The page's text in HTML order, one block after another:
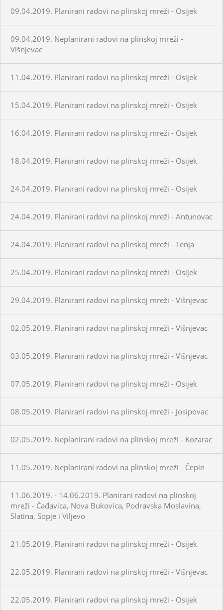
09.04.2019. Planirani radovi na plinskoj mreži - Osijek
09.04.2019. Neplanirani radovi na plinskoj mreži -
Višnjevac
11.04.2019. Planirani radovi na plinskoj mreži - Osijek
15.04.2019. Planirani radovi na plinskoj mreži - Osijek
16.04.2019. Planirani radovi na plinskoj mreži - Osijek
18.04.2019. Planirani radovi na plinskoj mreži - Osijek
24.04.2019. Planirani radovi na plinskoj mreži - Osijek
24.04.2019. Planirani radovi na plinskoj mreži - Antunovac
24.04.2019. Planirani radovi na plinskoj mreži - Tenja
25.04.2019. Planirani radovi na plinskoj mreži - Osijek
29.04.2019. Planirani radovi na plinskoj mreži - Višnjevac
02.05.2019. Planirani radovi na plinskoj mreži - Višnjevac
03.05.2019. Planirani radovi na plinskoj mreži - Višnjevac
07.05.2019. Planirani radovi na plinskoj mreži - Osijek
08.05.2019. Planirani radovi na plinskoj mreži - Josipovac
02.05.2019. Neplanirani radovi na plinskoj mreži - Kozarac
11.05.2019. Neplanirani radovi na plinskoj mreži - Čepin
11.06.2019. - 14.06.2019. Planirani radovi na plinskoj
mreži - Čađavica, Nova Bukovica, Podravska Moslavina,
Slatina, Sopje i Viljevo
21.05.2019. Planirani radovi na plinskoj mreži - Osijek
22.05.2019. Planirani radovi na plinskoj mreži - Višnjevac
22.05.2019. Planirani radovi na plinskoj mreži - Osijek